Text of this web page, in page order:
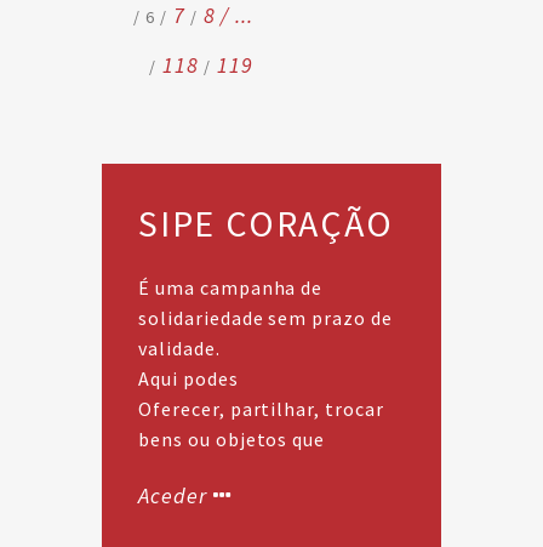
6 7 8
...
118
119
SIPE CORAÇÃO
É uma campanha de
solidariedade sem prazo de
validade.
Aqui podes
Oferecer, partilhar, trocar
bens ou objetos que
e que possam ter utilidade
Aceder